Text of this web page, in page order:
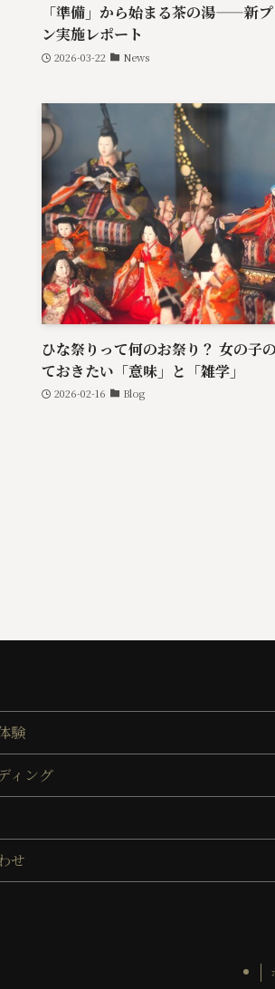
「準備」から始まる茶の湯——新
ン実施レポート
2026-03-22 News
ひな祭りって何のお祭り？ 女の子
ておきたい「意味」と「雑学」
2026-02-16 Blog
験
ィング
せ